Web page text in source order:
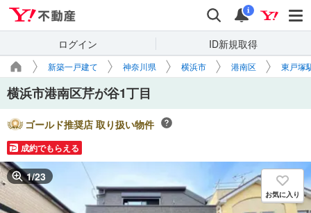
検索 通知
i
ログイン ID新規取得
新築一戸建て 神奈川県 横浜市 港南区 東戸塚
横浜市港南区芹が谷1丁目
ゴールド推奨店 取り扱い物件
成約でもらえる
1/23
お気に入り